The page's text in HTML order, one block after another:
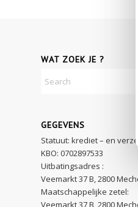
WAT ZOEK JE ?
GEGEVENS
Statuut: krediet – en
KBO: 0702897533
Uitbatingsadres :
Veemarkt 37 B, 2800
Maatschappelijke zetel:
Veemarkt 37 B, 2800